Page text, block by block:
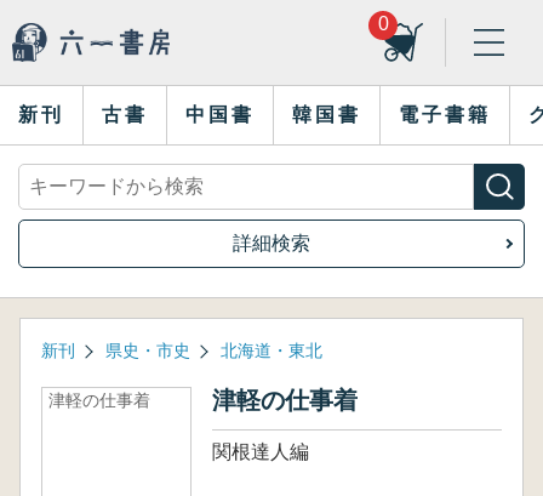
0
新刊 古書 中国書 韓国書 電子書籍
詳細検索
新刊 県史・市史 北海道・東北
津軽の仕事着 津軽の仕事着
関根達人編